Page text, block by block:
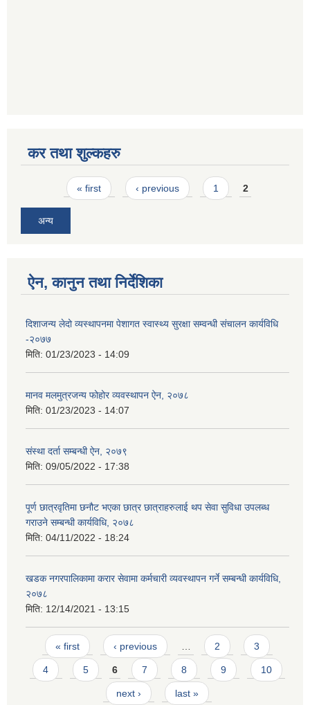
कर तथा शुल्कहरु
Pages« first ‹ previous 1 2
अन्य
ऐन, कानुन तथा निर्देशिका
दिशाजन्य लेदो व्यस्थापनमा पेशागत स्वास्थ्य सुरक्षा सम्वन्धी संचालन कार्यविधि
-२०७७
मिति: 01/23/2023 - 14:09
मानव मलमुत्रजन्य फोहोर व्यवस्थापन ऐन, २०७८
मिति: 01/23/2023 - 14:07
संस्था दर्ता सम्बन्धी ऐन, २०७९
मिति: 09/05/2022 - 17:38
पूर्ण छात्रवृतिमा छनौट भएका छात्र छात्राहरुलाई थप सेवा सुविधा उपलब्ध
गराउने सम्बन्धी कार्यविधि, २०७८
मिति: 04/11/2022 - 18:24
खडक नगरपालिकामा करार सेवामा कर्मचारी व्यवस्थापन गर्ने सम्बन्धी कार्यविधि,
२०७८
मिति: 12/14/2021 - 13:15
Pages
« first ‹ previous … 2 3
4 5 6 7 8 9 10
next › last »